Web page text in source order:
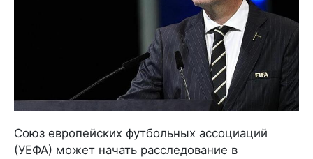
Союз европейских футбольных ассоциаций
(УЕФА) может начать расследование в